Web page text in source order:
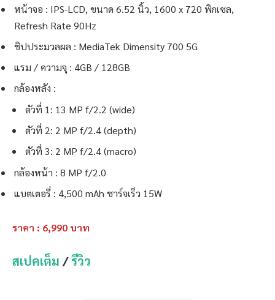
หน้าจอ : IPS-LCD, ขนาด 6.52 นิ้ว, 1600 x 720 พิกเซล,
Refresh Rate 90Hz
ชิปประมวลผล : MediaTek Dimensity 700 5G
แรม / ความจุ : 4GB / 128GB
กล้องหลัง :
ตัวที่ 1: 13 MP f/2.2 (wide)
ตัวที่ 2: 2 MP f/2.4 (depth)
ตัวที่ 3: 2 MP f/2.4 (macro)
กล้องหน้า : 8 MP f/2.0
แบตเตอรี่ : 4,500 mAh ชาร์จเร็ว 15W
ราคา : 6,990 บาท
สเปคเต็ม /รีวิว